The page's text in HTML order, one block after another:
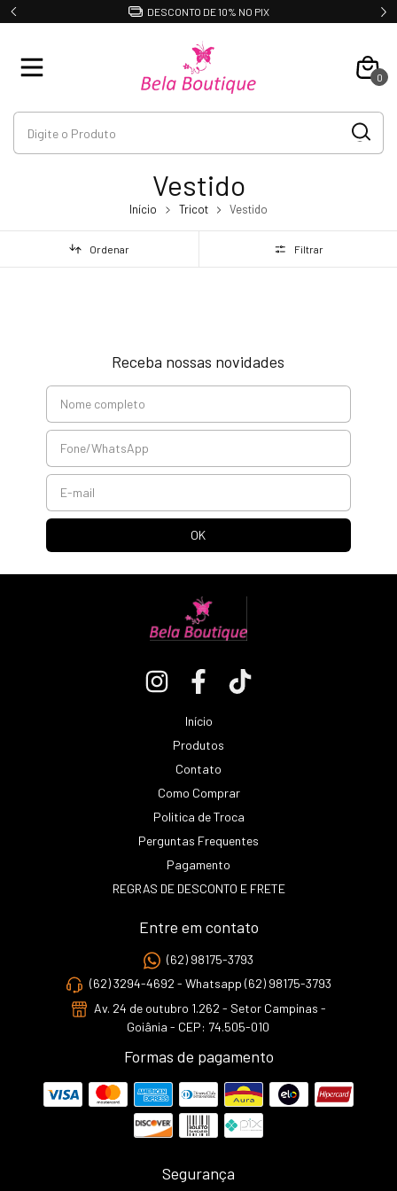
DESCONTO DE 10% NO PIX
0
Vestido
Início Tricot Vestido
Ordenar Filtrar
Receba nossas novidades
Início
Produtos
Contato
Como Comprar
Politica de Troca
Perguntas Frequentes
Pagamento
REGRAS DE DESCONTO E FRETE
Entre em contato
(62) 98175-3793
(62) 3294-4692 - Whatsapp (62) 98175-3793
Av. 24 de outubro 1.262 - Setor Campinas -
Goiânia - CEP: 74.505-010
Formas de pagamento
Segurança